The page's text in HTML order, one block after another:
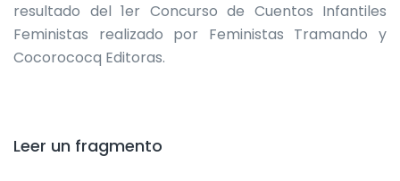
resultado del 1er Concurso de Cuentos Infantiles
Feministas realizado por Feministas Tramando y
Cocorococq Editoras.
Leer un fragmento